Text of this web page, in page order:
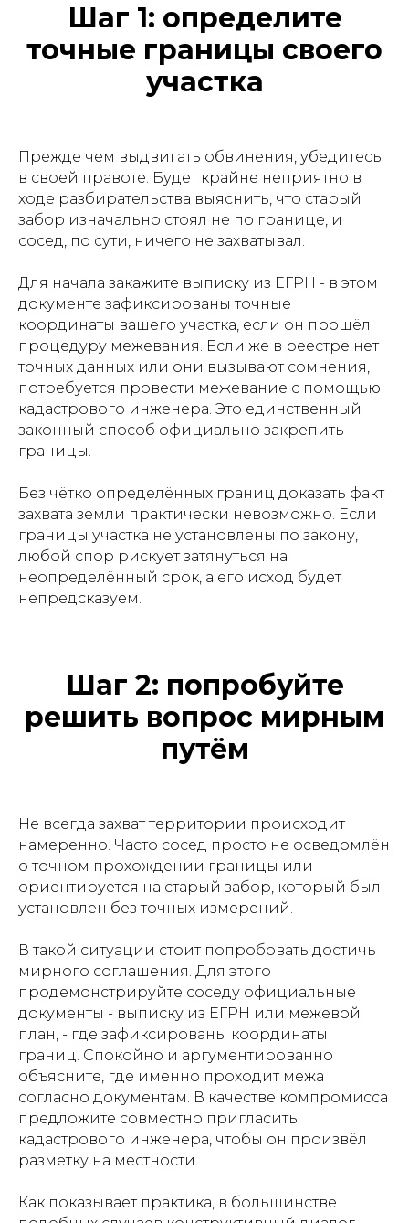
Шаг 1: определите
точные границы своего
участка
Прежде чем выдвигать обвинения, убедитесь
в своей правоте. Будет крайне неприятно в
ходе разбирательства выяснить, что старый
забор изначально стоял не по границе, и
сосед, по сути, ничего не захватывал.
Для начала закажите выписку из ЕГРН - в этом
документе зафиксированы точные
координаты вашего участка, если он прошёл
процедуру межевания. Если же в реестре нет
точных данных или они вызывают сомнения,
потребуется провести межевание с помощью
кадастрового инженера. Это единственный
законный способ официально закрепить
границы.
Без чётко определённых границ доказать факт
захвата земли практически невозможно. Если
границы участка не установлены по закону,
любой спор рискует затянуться на
неопределённый срок, а его исход будет
непредсказуем.
Шаг 2: попробуйте
решить вопрос мирным
путём
Не всегда захват территории происходит
намеренно. Часто сосед просто не осведомлён
о точном прохождении границы или
ориентируется на старый забор, который был
установлен без точных измерений.
В такой ситуации стоит попробовать достичь
мирного соглашения. Для этого
продемонстрируйте соседу официальные
документы - выписку из ЕГРН или межевой
план, - где зафиксированы координаты
границ. Спокойно и аргументированно
объясните, где именно проходит межа
согласно документам. В качестве компромисса
предложите совместно пригласить
кадастрового инженера, чтобы он произвёл
разметку на местности.
Как показывает практика, в большинстве